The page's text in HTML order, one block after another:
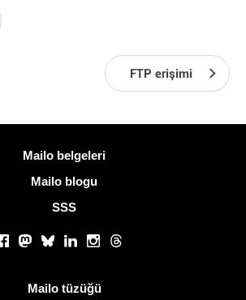
FTP erişimi
Mailo belgeleri
Mailo blogu
SSS
Facebook
Mastodon
BlueskyLinkedInInstagram
Threads
Mailo tüzüğü